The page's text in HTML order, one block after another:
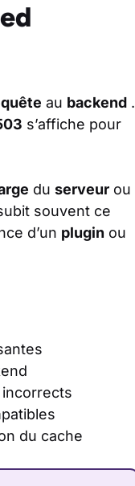
au backend .
s’affiche pour
du serveur ou
souvent ce
d’un plugin ou
du cache